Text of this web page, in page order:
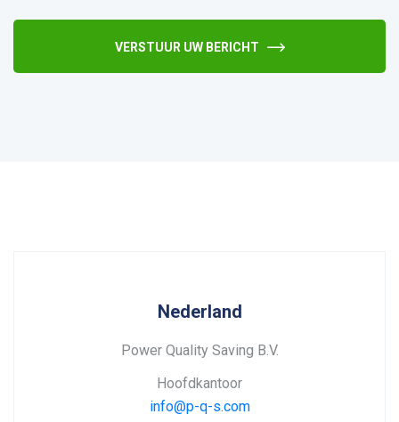
VERSTUUR UW BERICHT
Nederland
Power Quality Saving B.V.
Hoofdkantoor
info@p-q-s.com